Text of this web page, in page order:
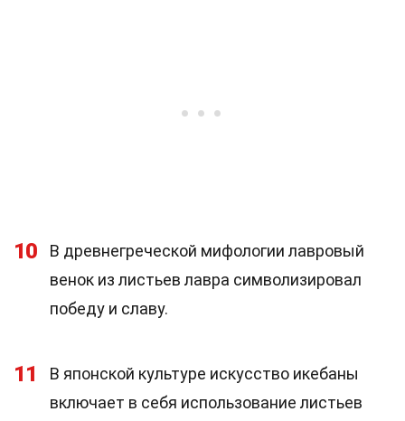
10
В древнегреческой мифологии лавровый
венок из листьев лавра символизировал
победу и славу.
11
В японской культуре искусство икебаны
включает в себя использование листьев